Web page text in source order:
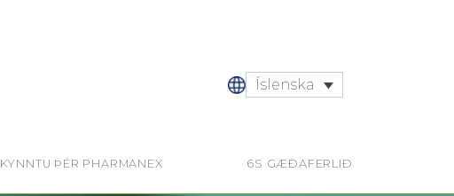
Íslenska
KYNNTU ÞÉR PHARMANEX 6S GÆÐAFERLIÐ